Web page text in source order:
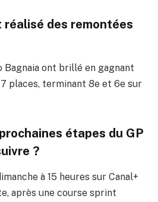
des remontées
Bagnaia ont brillé en gagnant
places, terminant 8e et 6e sur
étapes du GP
?
à 15 heures sur Canal+
après une course sprint